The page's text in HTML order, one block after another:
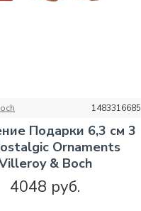
1483316685
Подарки 6,3 см 3
Ornaments
& Boch
4048 руб.